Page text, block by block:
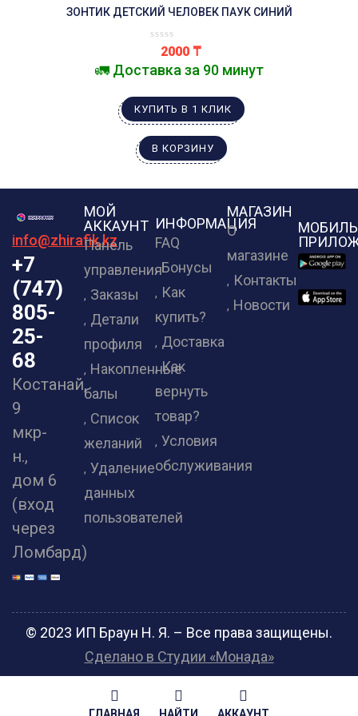
ЗОНТИК ДЕТСКИЙ ЧЕЛОВЕК ПАУК СИНИЙ
2000 ₸
🚛 Доставка за 90 минут
КУПИТЬ В 1 КЛИК
В КОРЗИНУ
info@zhirafik.kz
+7
(747)
805-
25-
68
Костанай,
9
мкр-
н.,
дом 6
(вход
через
Ломбард)
МОЙ
АККАУНТ
Панель
управления
Заказы
Детали
профиля
Накопленные
балы
Список
желаний
Удаление
данных
пользователей
ИНФОРМАЦИЯ
FAQ
Бонусы
Как
купить?
Доставка
Как
вернуть
товар?
Условия
обслуживания
МАГАЗИН
О
магазине
Контакты
Новости
© 2023 ИП Браун Н. Я. – Все права защищены.
Сделано в Студии «Монада»